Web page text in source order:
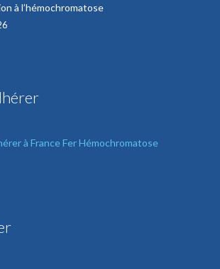
à l’hémochromatose
à France Fer Hémochromatose